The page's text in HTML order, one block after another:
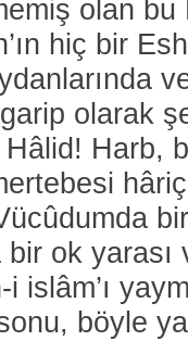
olan bu
hiç bir
olarak
Harb,
bir ok yarası
islâm’ı
böyle